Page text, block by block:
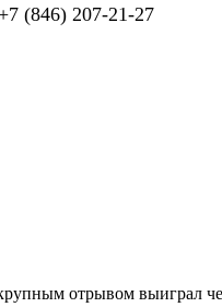
(846) 207-21-27
отрывом выиграл